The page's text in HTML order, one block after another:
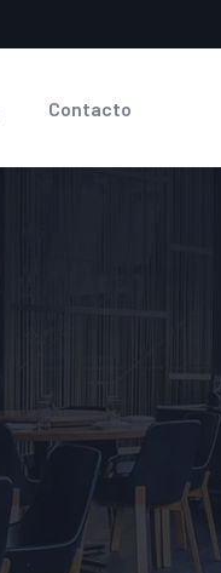
Contacto